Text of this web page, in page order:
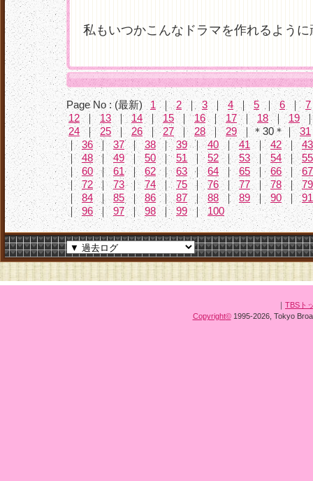
私もいつかこんなドラマを作れるよう
Page No : (最新) 1 ｜ 2 ｜ 3 ｜ 4 ｜ 5 ｜6 ｜ 7
12 ｜ 13｜ 14｜ 15 ｜ 16｜ 17｜ 18 ｜ 19
24 ｜ 25｜ 26 ｜ 27 ｜ 28 ｜ 29｜＊30＊｜ 31
｜ 36 ｜ 37 ｜38 ｜ 39 ｜40 ｜41 ｜ 42 ｜ 43
｜ 48 ｜ 49｜ 50 ｜51 ｜ 52｜ 53｜ 54 ｜ 55
｜ 60 ｜ 61 ｜ 62 ｜63 ｜64 ｜65 ｜ 66 ｜ 67
｜ 72｜ 73｜ 74 ｜75 ｜ 76｜ 77｜ 78 ｜ 79
｜ 84 ｜ 85｜ 86 ｜87 ｜ 88 ｜ 89 ｜ 90 ｜91
｜ 96｜ 97 ｜ 98 ｜ 99 ｜ 100
｜ TBSト
Copyright© 1995-2026, Tokyo